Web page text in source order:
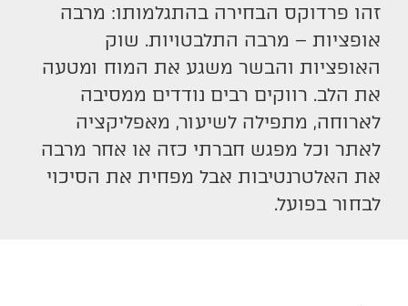
זהו פרדוקס הבחירה בהתגלמותו: מרבה
אופציות – מרבה התלבטויות. שוק
האופציות והבשר משגע את המוח ומטעה
את הלב. רווקים רבים נודדים ממסיבה
לארוחה, מתפילה לשיעור, מאפליקציה
לאתר וכל מפגש חברתי כזה או אחר מרבה
את האלטרנטיבות אבל מפחית את הסיכוי
לבחור בפועל.